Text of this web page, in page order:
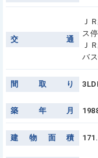
交 通
Ｊ
ス
Ｊ
バ
間 取 り
築 年 月
建 物 面 積